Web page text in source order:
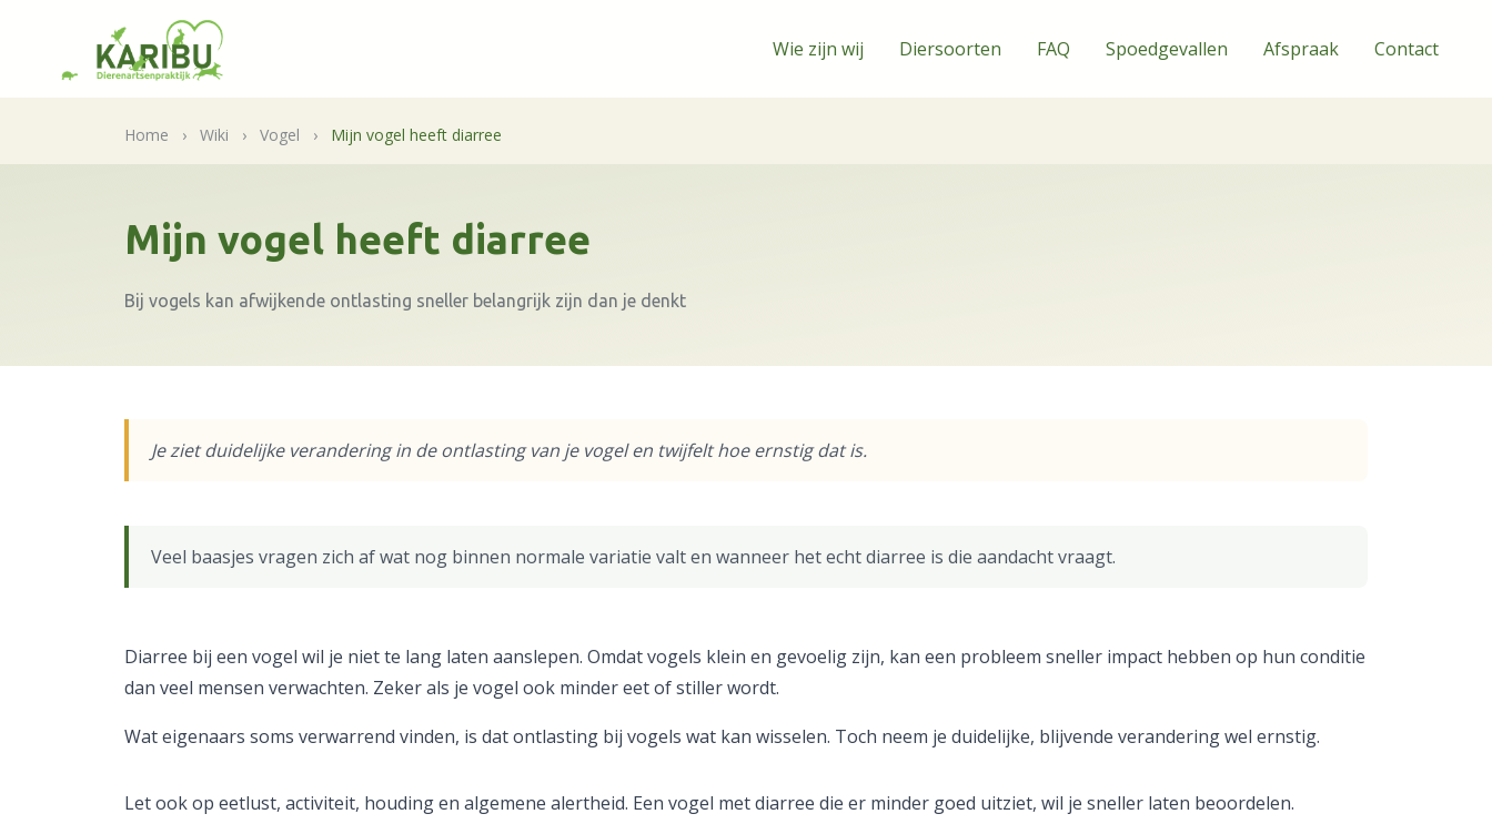
Wie zijn wij Diersoorten FAQ Spoedgevallen Afspraak Contact
Home › Wiki › Vogel › Mijn vogel heeft diarree
Mijn vogel heeft diarree
Bij vogels kan afwijkende ontlasting sneller belangrijk zijn dan je denkt
Je ziet duidelijke verandering in de ontlasting van je vogel en twijfelt hoe ernstig dat is.
Veel baasjes vragen zich af wat nog binnen normale variatie valt en wanneer het echt diarree is die aandacht vraagt.
Diarree bij een vogel wil je niet te lang laten aanslepen. Omdat vogels klein en gevoelig zijn, kan een probleem sneller impact hebben op hun conditie
dan veel mensen verwachten. Zeker als je vogel ook minder eet of stiller wordt.
Wat eigenaars soms verwarrend vinden, is dat ontlasting bij vogels wat kan wisselen. Toch neem je duidelijke, blijvende verandering wel ernstig.
Let ook op eetlust, activiteit, houding en algemene alertheid. Een vogel met diarree die er minder goed uitziet, wil je sneller laten beoordelen.